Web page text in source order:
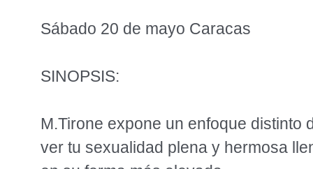
Sábado 20 de mayo Caracas
SINOPSIS:
M.Tirone expone un enfoque distinto
ver tu sexualidad plena y hermosa